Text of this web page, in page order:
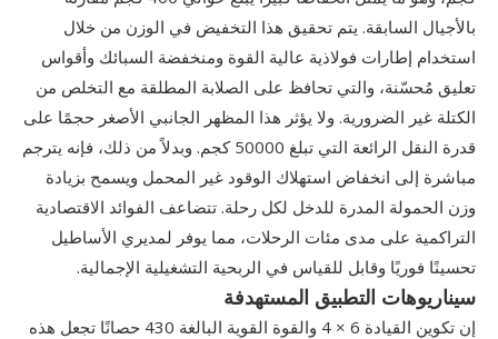
بالأجيال السابقة. يتم تحقيق هذا التخفيض في الوزن من خلال
استخدام إطارات فولاذية عالية القوة ومنخفضة السبائك وأقواس
تعليق مُحسّنة، والتي تحافظ على الصلابة المطلقة مع التخلص من
الكتلة غير الضرورية. ولا يؤثر هذا المظهر الجانبي الأصغر حجمًا على
قدرة النقل الرائعة التي تبلغ 50000 كجم. وبدلاً من ذلك، فإنه يترجم
مباشرة إلى انخفاض استهلاك الوقود غير المحمل ويسمح بزيادة
وزن الحمولة المدرة للدخل لكل رحلة. تتضاعف الفوائد الاقتصادية
التراكمية على مدى مئات الرحلات، مما يوفر لمديري الأساطيل
تحسينًا فوريًا وقابل للقياس في الربحية التشغيلية الإجمالية.
سيناريوهات التطبيق المستهدفة
إن تكوين القيادة 6 × 4 والقوة القوية البالغة 430 حصانًا تجعل هذه